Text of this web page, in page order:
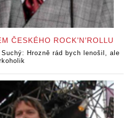
ČESKÉHO ROCK’N’ROLLU
Hrozně rád bych lenošil, ale